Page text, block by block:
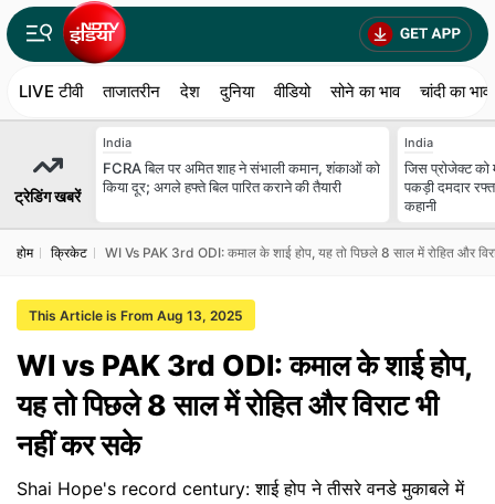
LIVE टीवी ताजातरीन देश दुनिया वीडियो सोने का भाव चांदी का भाव
ट्रेडिंग खबरें
India
FCRA बिल पर अमित शाह ने संभाली कमान, शंकाओं को
किया दूर; अगले हफ्ते बिल पारित कराने की तैयारी
India
जिस प्रोजेक्ट को
पकड़ी दमदार
कहानी
होम क्रिकेट WI Vs PAK 3rd ODI: कमाल के शाई होप, यह तो पिछले 8 साल में रोहित और
This Article is From Aug 13, 2025
WI vs PAK 3rd ODI: कमाल के शाई होप,
यह तो पिछले 8 साल में रोहित और विराट भी
नहीं कर सके
Shai Hope's record century: शाई होप ने तीसरे वनडे मुकाबले में